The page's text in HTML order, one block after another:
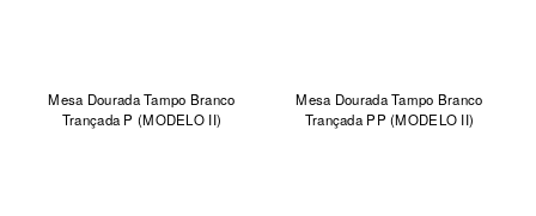
Mesa Dourada Tampo Branco
Trançada P (MODELO II)
Mesa Dourada Tampo Branco
Trançada PP (MODELO II)